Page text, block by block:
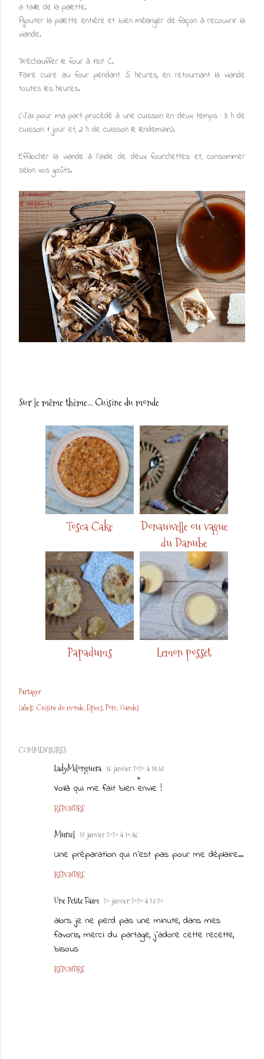
a taille de la palette.
Ajouter la palette entière et bien mélanger de façon à recouvrir la
viande.
Préchauffer le four à 130° C.
Faire cuire au four pendant 5 heures, en retournant la viande
toutes les heures.
(J'ai pour ma part procédé à une cuisson en deux temps : 3 h de
cuisson 1 jour et, 2 h de cuisson le lendemain).
Effilocher la viande à l'aide de deux fourchettes et, consommer
selon vos goûts.
Sur le même thème... Cuisine du monde
Tosca Cake
Donauwelle ou vague
du Danube
Papadums Lemon posset
Partager
Labels: Cuisine du monde Epices Porc Viandes
COMMENTAIRES
LadyMilonguera 16 janvier 2020 à 14:58
Voilà qui me fait bien envie !
RÉPONDRE
Muriel 17 janvier 2020 à 10:46
Une préparation qui n'est pas pour me déplaire...
RÉPONDRE
Une Petite Faim 20 janvier 2020 à 23:20
alors je ne perd pas une minute, dans mes
favoris, merci du partage, j'adore cette recette,
bisous
RÉPONDRE